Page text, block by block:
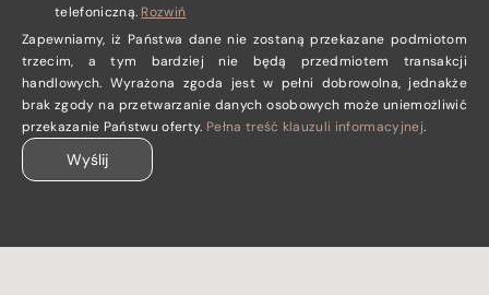
telefoniczną. Rozwiń
Zapewniamy, iż Państwa dane nie zostaną przekazane podmiotom
trzecim, a tym bardziej nie będą przedmiotem transakcji
handlowych. Wyrażona zgoda jest w pełni dobrowolna, jednakże
brak zgody na przetwarzanie danych osobowych może uniemożliwić
przekazanie Państwu oferty. Pełna treść klauzuli informacyjnej.